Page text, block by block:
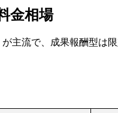
金相場
主流で、成果報酬型は限